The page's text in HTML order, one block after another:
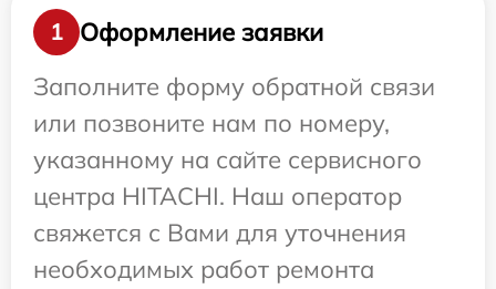
1
Оформление заявки
Заполните форму обратной связи
или позвоните нам по номеру,
указанному на сайте сервисного
центра HITACHI. Наш оператор
свяжется с Вами для уточнения
необходимых работ ремонта